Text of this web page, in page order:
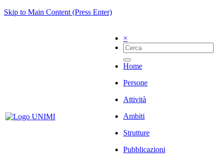
Skip to Main Content (Press Enter)
×
Home
Persone
Attività
Ambiti
Strutture
Pubblicazioni